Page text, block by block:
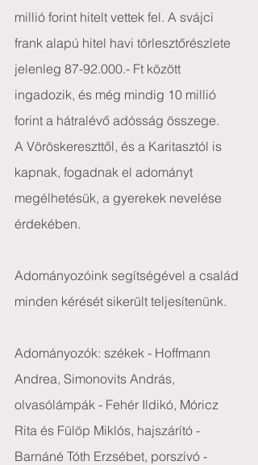
millió forint hitelt vettek fel. A svájci
frank alapú hitel havi törlesztőrészlete
jelenleg 87-92.000.- Ft között
ingadozik, és még mindig 10 millió
forint a hátralévő adósság összege.
A Vöröskereszttől, és a Karitasztól is
kapnak, fogadnak el adományt
megélhetésük, a gyerekek nevelése
érdekében.
Adományozóink segítségével a család
minden kérését sikerült teljesítenünk.
Adományozók: székek - Hoffmann
Andrea, Simonovits András,
olvasólámpák - Fehér Ildikó, Móricz
Rita és Fülöp Miklós, hajszárító -
Barnáné Tóth Erzsébet, porszívó -